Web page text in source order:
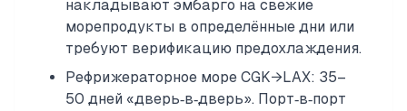
накладывают эмбарго на свежие
морепродукты в определённые дни или
требуют верификацию предохлаждения.
Рефрижераторное море CGK→LAX: 35–
50 дней «дверь‑в‑дверь». Порт‑в‑порт